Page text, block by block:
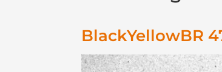
BlackYellowBR